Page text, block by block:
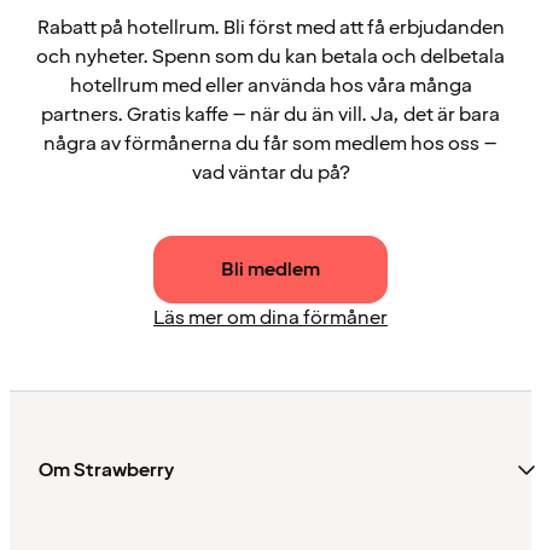
Rabatt på hotellrum. Bli först med att få erbjudanden
och nyheter. Spenn som du kan betala och delbetala
hotellrum med eller använda hos våra många
partners. Gratis kaffe – när du än vill. Ja, det är bara
några av förmånerna du får som medlem hos oss –
vad väntar du på?
Bli medlem
Läs mer om dina förmåner
Om Strawberry